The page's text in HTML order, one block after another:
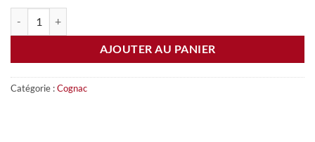
AJOUTER AU PANIER
Catégorie :Cognac